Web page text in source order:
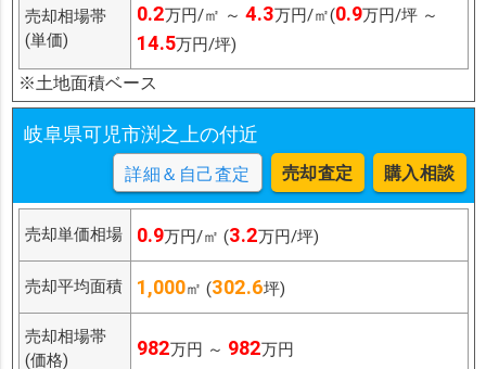
売却相場帯
(単価)
0.2万円/㎡ ～ 4.3万円/㎡(0.9万円/坪 ～
14.5万円/坪)
※土地面積ベース
岐阜県可児市渕之上の付近
詳細＆自己査定 売却査定 購入相談
売却単価相場 0.9万円/㎡ (3.2万円/坪)
売却平均面積 1,000㎡ (302.6坪)
売却相場帯
(価格)
982万円 ～ 982万円